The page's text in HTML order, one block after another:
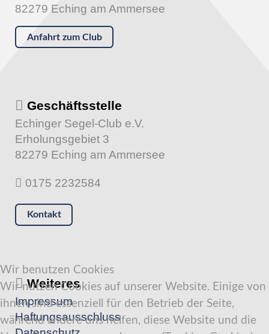
82279 Eching am Ammersee
Anfahrt zum Club
Geschäftsstelle
Echinger Segel-Club e.V.
Erholungsgebiet 3
82279 Eching am Ammersee
0175 2232584
Kontakt
Weiteres
Impressum
Haftungsausschluss
Wir benutzen Cookies
Wir nutzen Cookies auf unserer Website. Einige von
ihnen sind essenziell für den Betrieb der Seite,
während andere uns helfen, diese Website und die